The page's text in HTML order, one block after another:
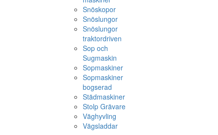
Snöskopor
Snöslungor
Snöslungor
traktordriven
Sop och
Sugmaskin
Sopmaskiner
Sopmaskiner
bogserad
Städmaskiner
Stolp Grävare
Väghyvling
Vägsladdar